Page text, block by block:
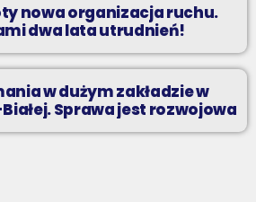
nowa organizacja ruchu.
dwa lata utrudnień!
w dużym zakładzie w
Sprawa jest rozwojowa